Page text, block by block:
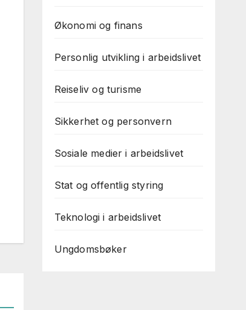
Økonomi og finans
Personlig utvikling i arbeidslivet
Reiseliv og turisme
Sikkerhet og personvern
Sosiale medier i arbeidslivet
Stat og offentlig styring
Teknologi i arbeidslivet
Ungdomsbøker